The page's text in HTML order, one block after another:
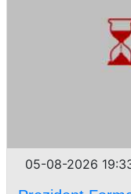
05-08-2026